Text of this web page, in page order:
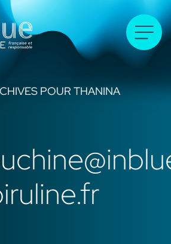
Toggle
POUR THANINA